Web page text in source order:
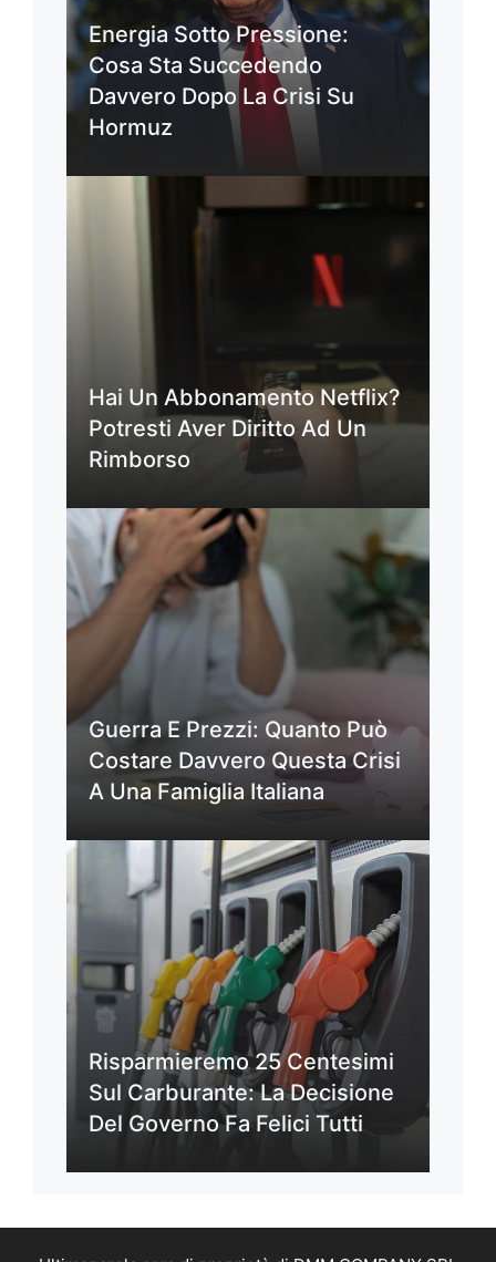
Energia Sotto Pressione:
Cosa Sta Succedendo
Davvero Dopo La Crisi Su
Hormuz
Hai Un Abbonamento Netflix?
Potresti Aver Diritto Ad Un
Rimborso
Guerra E Prezzi: Quanto Può
Costare Davvero Questa Crisi
A Una Famiglia Italiana
Risparmieremo 25 Centesimi
Sul Carburante: La Decisione
Del Governo Fa Felici Tutti